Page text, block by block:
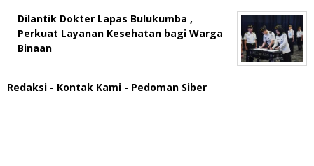
Dilantik Dokter Lapas Bulukumba ,
Perkuat Layanan Kesehatan bagi Warga
Binaan
Redaksi - Kontak Kami - Pedoman Siber